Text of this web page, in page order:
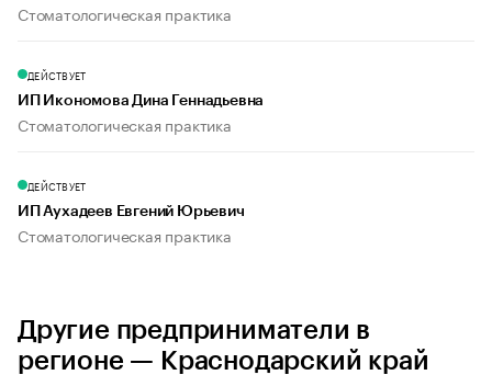
Стоматологическая практика
ДЕЙСТВУЕТ
ИП Икономова Дина Геннадьевна
Стоматологическая практика
ДЕЙСТВУЕТ
ИП Аухадеев Евгений Юрьевич
Стоматологическая практика
Другие предприниматели в
регионе — Краснодарский край